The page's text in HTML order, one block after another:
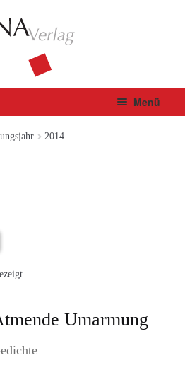
Menü
Verlag
Agenturleistungen
2014
Umarmung